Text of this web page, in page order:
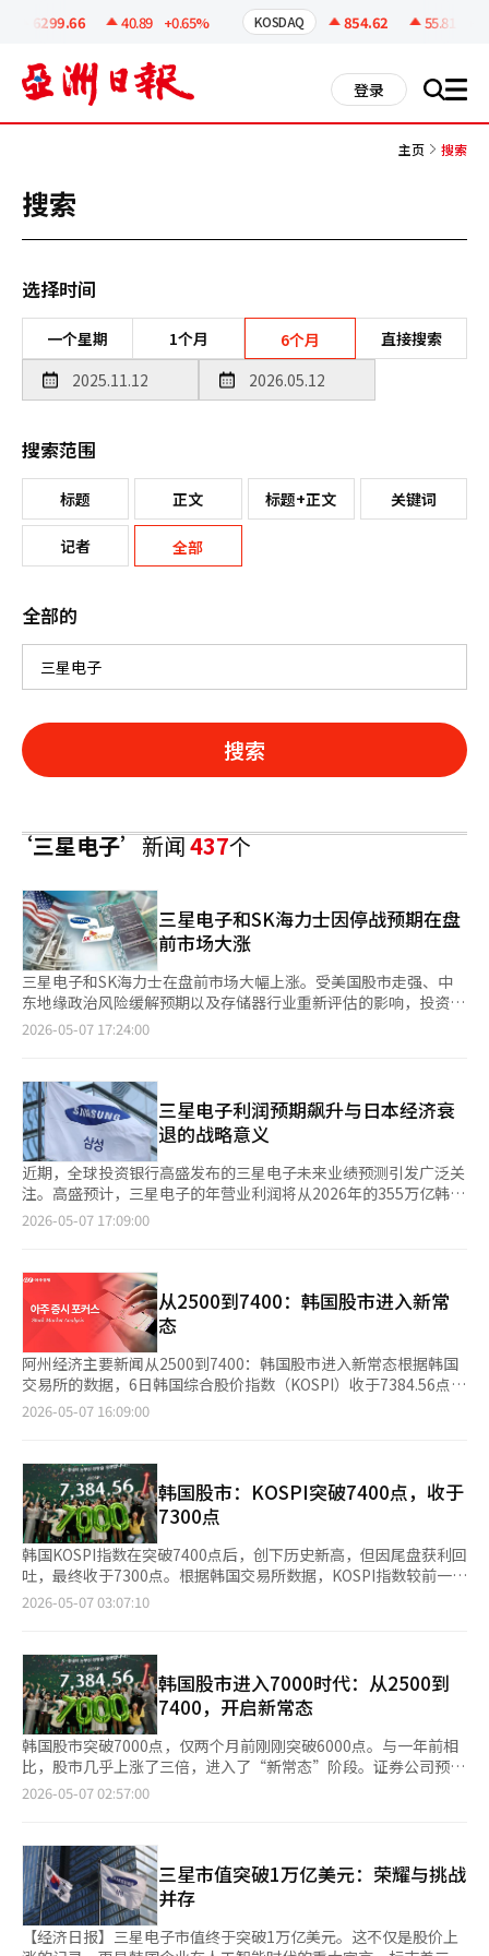
6299.66 40.89 +0.65% KOSDAQ 854.62 55.81
登录 搜 all
主页 搜索
搜索
选择时间
一个星期 1个月 6个月 直接搜索
搜索范围
标题 正文 标题+正文 关键词
记者 全部
全部的
搜索
‘三星电子’新闻437个
三星电子和SK海力士因停战预期在盘
前市场大涨
三星电子和SK海力士在盘前市场大幅上涨。受美国股市走强、中
东地缘政治风险缓解预期以及存储器行业重新评估的影响，投资者
情绪有所改善。 截至7日上午8时16分，三星电子在NextTrade盘
预期影响了市场。前一晚，美国纽约股市因美伊停战谈判即将达成
协议的预期而普遍上涨。6日（当地时间），道琼斯工业平均指数
上涨612.34点（1.24%），收于49910.59点。标准普尔500指数上
涨105.88点（1.46%），至7365.10点；以科技股为主的纳斯达克
综合指数上涨512.82点（2.02%），至25838.94点。 特别是标准
普尔500指数和纳斯达克指数创下历史新高。随着英伟达等AI半导
体股的强劲表现，国内半导体大盘股也吸引了买盘。 证券界分析
认为，存储器行业的重新评估才刚刚开始。尽管三星电子和SK海
电子的目标股价从一个月前的40万韩元上调至50万韩元，比当前
价格高出约87%。SK海力士的目标股价也从一个月前的200万韩元
上调至300万韩元，意味着当前股价还有约87%的上涨空间。 ※
本报道经人工智能（AI）系统翻译与编辑。
2026-05-07 17:24:00
三星电子利润预期飙升与日本经济衰
退的战略意义
近期，全球投资银行高盛发布的三星电子未来业绩预测引发广泛关
注。高盛预计，三星电子的年营业利润将从2026年的355万亿韩元
迅速增长到2028年的495万亿韩元（约3445亿美元）。这一预测
超过日本上市公司营业利润前100名的总和，超出10万亿日元以
上。曾经主导全球市场的日本企业，如今却无法与韩国的一家企业
匹敌，这一事实在日本引发了深刻的反思。与日本制造业象征丰田
汽车的年营业利润相比，三星电子的预期利润高出十倍。这不仅是
数字上的对比，更象征着产业从机械和硬件时代向人工智能和数据
时代的转变。这种增长背后是人工智能的推动。过去的工业革命由
蒸汽机和电力驱动，而如今的“AI革命”则离不开高性能半导体。
虽然美国科技巨头构建AI模型，但关键部件如HBM和下一代半导体
利润也预计接近40万亿日元，韩国半导体双雄的合计利润将超过日
本所有上市公司。日本国内舆论感叹“昔日的荣耀何在”，曾经占
据全球半导体市场80%以上的日本，如今在韩国半导体霸权面前已
成“边缘观众”。我们应以日本的衰落为鉴，分析其傲慢和对变化
的迟钝如何削弱了竞争力。当前的乐观预测并非确定的未来，AI时
代的真正赢家是那些持续创新的人。三星电子的利润预期不仅承诺
巨大的财富，也赋予国家战略责任。半导体已成为国家安全的战略
资产。在美中冲突中维护技术主权，在与台湾TSMC的代工竞争中
必须严肃对待这一历史转折点。通过改革支持企业创新动力，并从
根本上改革教育系统以培养未来的半导体人才。三星电子超越日本
百强企业的成就意味着韩国经济在全球舞台上崛起，但顶峰总是风
大。高盛的报告不仅坚定了K-半导体的前进方向，也警示我们若稍
有松懈，可能重蹈日本的覆辙。要实现2028年三星电子的“500万
亿韩元神话”，需要不断的技术创新和国家战略的配合。希望这一
震撼日本列岛的差距成为由韩国主导的新经济秩序的“新常态”。
最终，胜负取决于创新的深度，而非技术的高度。※ 本报道经人
2026-05-07 17:09:00
从2500到7400：韩国股市进入新常
态
阿州经济主要新闻从2500到7400：韩国股市进入新常态根据韩国
交易所的数据，6日韩国综合股价指数（KOSPI）收于7384.56点，
较前一交易日上涨447.57点（6.45%）。相比去年5月7日的
交易日上涨3.35万韩元（14.41%），市值首次突破1万亿美元。截
至当天收盘，KOSPI总市值为6058万亿韩元，较一年前的2107万
亿韩元增加约3951万亿韩元。三星电子（包括优先股）和SK海力
士的总市值占整体市值的约47%。市场分析认为，此次上涨不仅是
流动性行情，而是结构性重估的开始。半导体行业的盈利结构变化
推动KOSPI进入“基准线改变”的阶段。分析师预测，KOSPI仍有
进一步上涨的空间。七大证券公司研究中心负责人预计，今年下半
年KOSPI指数可能达到9000点。主要报告战争与地缘经济分割：新
济、金融、技术手段被战略性动员，地缘经济框架受到关注。转型
表现为“多价格经济、多货币体系、能源转型冷战”三大现象。这
是从单极向多极地缘政治转型在经济上的投射。三大地缘经济分割
导致宏观经济“体制转变”。从2010年代的3L（低增长、低通
胀、低利率）过渡到2020年代的3M（中增长、中通胀、中利率）
和高波动性。安全、产业政策、气候、老龄化的四重财政压力导
致“金融抑制+货币财政”混合成为主流。预计主要国家将大规模
投入战略产业。因此，投资者需要重新学习过去的公式。投资组合
产），并从美国偏重转向其他发达国家、新兴市场如中国等。股票
应关注“美国内部的质选和中国+1受益国”，债券应关注“久期杠
铃和新兴市场本币债券扩展”，大宗商品应关注铜、铀、银等“转
型矿物超级周期和黄金的结构性重估”。6日收盘后主要公告韩乌
尔安济州，100亿韩元第三方定向增资库里，向Naver增资330亿
韩元，持股比例6.2%友汉药行，签署560亿韩元心肌病治疗药物原
2026-05-07 16:09:00
韩国股市：KOSPI突破7400点，收于
7300点
韩国KOSPI指数在突破7400点后，创下历史新高，但因尾盘获利回
吐，最终收于7300点。根据韩国交易所数据，KOSPI指数较前一交
易日上涨447.57点（6.45%），收于7384.56点。指数开盘报
额达到3.1346万亿韩元，创历史新高。相反，个人和机构分别净卖
出5724亿韩元和2.3126万亿韩元。市值排名靠前的股票大多上
涨。三星电子（15.27%）、SK海力士（11.61%）、SK
Square（11.81%）、现代汽车（2.23%）、LG能源解决方案
（2.01%）等上涨，而韩华航空航天（-1.57%）下跌。大信证券
研究员李京民表示：“三星电子、SK海力士和SK Square的急剧上
涨推动了指数的强劲表现。然而，尽管KOSPI大幅上涨，涨幅集中
在大盘股，涨跌家数分别为195家和691家。”KOSDAQ指数则收
开盘报1220.90点，盘中转跌，一度跌破1200点。在KOSDAQ市
场，个人投资者净买入6100亿韩元，支撑了指数，而外资和机构
分别净卖出633亿韩元和5438亿韩元。市值排名靠前的股票涨跌互
现。EcoPro BM（6.73%）、EcoPro（4.30%）、Rainbow
Robotics（3.07%）等上涨，而Alteogen（-2.41%）、
Samchundang Pharm（-1.59%）等下跌。※ 本报道经人工智能
2026-05-07 03:07:10
韩国股市进入7000时代：从2500到
7400，开启新常态
韩国股市突破7000点，仅两个月前刚刚突破6000点。与一年前相
比，股市几乎上涨了三倍，进入了“新常态”阶段。证券公司预计
股市有望突破9000点。 根据韩国交易所的数据，6日股市收盘上涨
是此次上涨的主要推动力。大型半导体企业业绩改善预期和利润上
调刺激了投资者情绪，带动整个价值链上涨。三星电子上涨至26.6
万韩元，市值首次突破1万亿美元，位列全球第12位。SK海力士上
涨10.64%至160.1万韩元，市值达1141万亿韩元。 韩国交易所数
据显示，股市总市值为6058万亿韩元，比一年前增加了3951万亿
2026-05-07 02:57:00
三星市值突破1万亿美元：荣耀与挑战
并存
【经济日报】三星电子市值终于突破1万亿美元。这不仅是股价上